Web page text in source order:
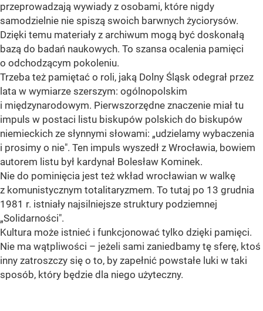
przeprowadzają wywiady z osobami, które nigdy
samodzielnie nie spiszą swoich barwnych życiorysów.
Dzięki temu materiały z archiwum mogą być doskonałą
bazą do badań naukowych. To szansa ocalenia pamięci
o odchodzącym pokoleniu.
Trzeba też pamiętać o roli, jaką Dolny Śląsk odegrał przez
lata w wymiarze szerszym: ogólnopolskim
i międzynarodowym. Pierwszorzędne znaczenie miał tu
impuls w postaci listu biskupów polskich do biskupów
niemieckich ze słynnymi słowami: „udzielamy wybaczenia
i prosimy o nie". Ten impuls wyszedł z Wrocławia, bowiem
autorem listu był kardynał Bolesław Kominek.
Nie do pominięcia jest też wkład wrocławian w walkę
z komunistycznym totalitaryzmem. To tutaj po 13 grudnia
1981 r. istniały najsilniejsze struktury podziemnej
„Solidarności".
Kultura może istnieć i funkcjonować tylko dzięki pamięci.
Nie ma wątpliwości – jeżeli sami zaniedbamy tę sferę, ktoś
inny zatroszczy się o to, by zapełnić powstałe luki w taki
sposób, który będzie dla niego użyteczny.